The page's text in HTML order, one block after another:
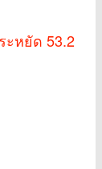
ะหยัด 53.2